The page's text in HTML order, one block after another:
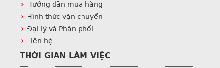
Hướng dẫn mua hàng
Hình thức vận chuyển
Đại lý và Phân phối
Liên hệ
THỜI GIAN LÀM VIỆC